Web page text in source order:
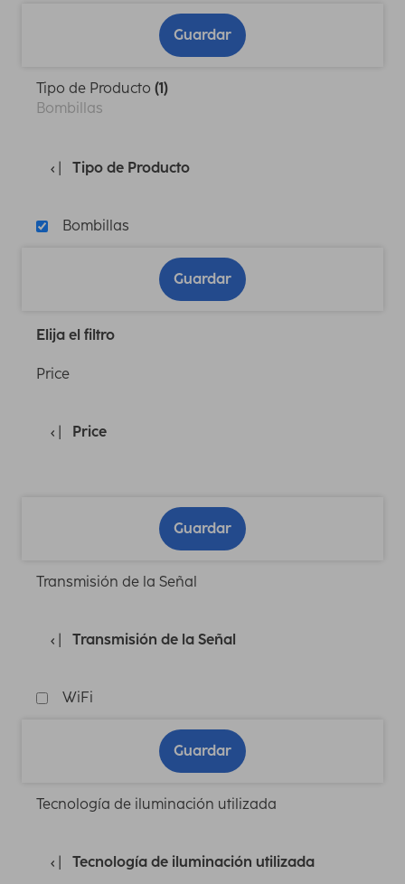
Guardar
Tipo de Producto (1)
Bombillas
Tipo de Producto
Bombillas
Guardar
Elija el filtro
Price
Price
Guardar
Transmisión de la Señal
Transmisión de la Señal
WiFi
Guardar
Tecnología de iluminación utilizada
Tecnología de iluminación utilizada